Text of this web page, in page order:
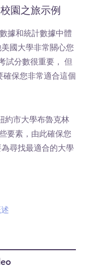
園之旅示例
據和統計數據中體
國大學非常關心您
試分數很重要， 但
確保您非常適合這個
約市大學布魯克林
要素，由此確保您
尋找最適合的大學